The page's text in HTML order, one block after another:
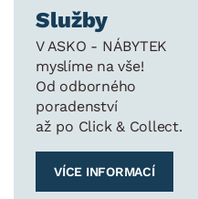
Služby
V ASKO - NÁBYTEK
myslíme na vše!
Od odborného
poradenství
až po Click & Collect.
VÍCE INFORMACÍ